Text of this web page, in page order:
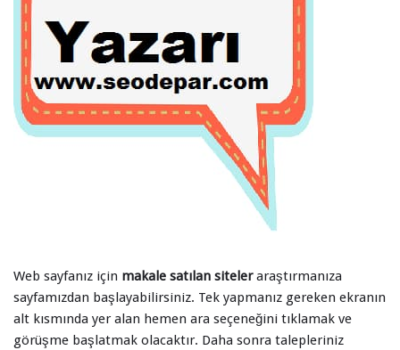
Web sayfanız için makale satılan siteleraraştırmanıza
sayfamızdan başlayabilirsiniz. Tek yapmanız gereken ekranın
alt kısmında yer alan hemen ara seçeneğini tıklamak ve
görüşme başlatmak olacaktır. Daha sonra talepleriniz